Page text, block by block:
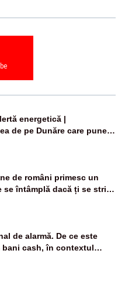
energetică |
de pe Dunăre care pune
Cernavodă era
de români primesc un
se întâmplă dacă ți se strică
de alarmă. De ce este
bani cash, în contextul